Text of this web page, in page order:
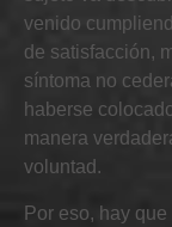
venido
de satisfacción,
síntoma no
haberse
manera
voluntad.
Por eso, hay